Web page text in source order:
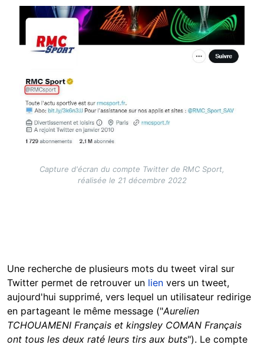
Image
Capture d'écran du compte Twitter de RMC Sport,
réalisée le 21 décembre 2022
Une recherche de plusieurs mots du tweet viral sur
Twitter permet de retrouver un lien vers un tweet,
aujourd'hui supprimé, vers lequel un utilisateur redirige
en partageant le même message ("Aurelien
TCHOUAMENI Français et kingsley COMAN Français
ont tous les deux raté leurs tirs aux buts"). Le compte